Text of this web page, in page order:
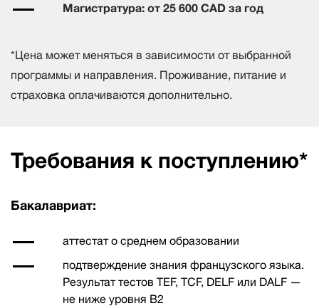
Магистратура: от 25 600 CAD за год
*Цена может меняться в зависимости от выбранной
программы и направления. Проживание, питание и
страховка оплачиваются дополнительно.
Требования к поступлению*
Бакалавриат:
аттестат о среднем образовании
подтверждение знания французского языка.
Результат тестов TEF, TCF, DELF или DALF —
не ниже уровня B2